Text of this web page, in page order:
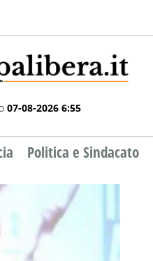
07-08-2026 6:55
Politica e Sindacato